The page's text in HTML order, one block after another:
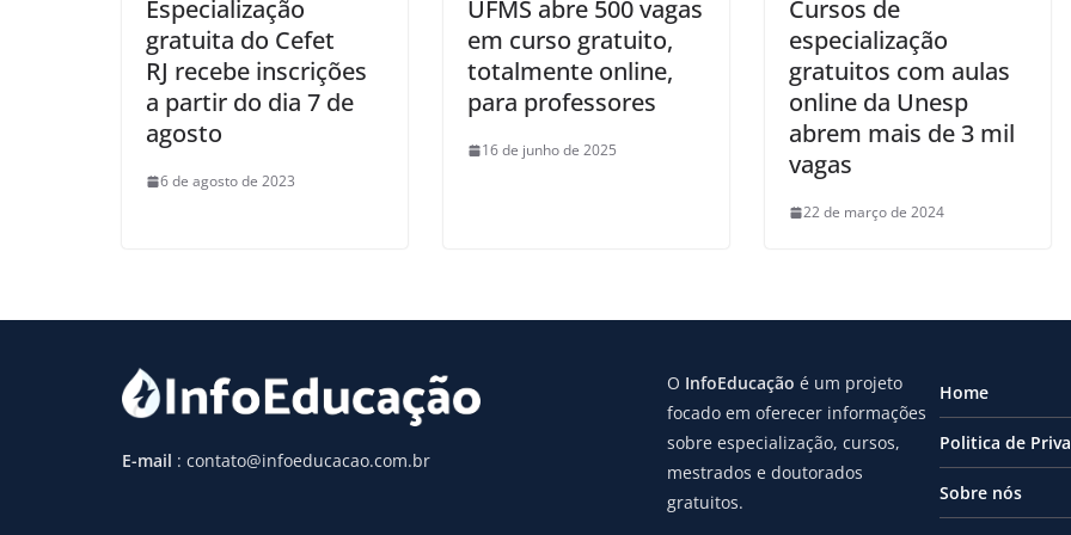
Especialização
gratuita do Cefet
RJ recebe inscrições
a partir do dia 7 de
agosto
6 de agosto de 2023
UFMS abre 500 vagas
em curso gratuito,
totalmente online,
para professores
16 de junho de 2025
Cursos de
especialização
gratuitos com aulas
online da Unesp
abrem mais de 3 mil
vagas
22 de março de 2024
E-mail : contato@infoeducacao.com.br
O InfoEducação é um projeto
focado em oferecer informações
sobre especialização, cursos,
mestrados e doutorados
gratuitos.
Home
Politica de
Sobre nós